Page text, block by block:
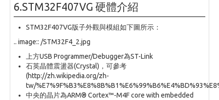
6.STM32F407VG 硬體介紹
STM32F407VG版子外觀與模組如下圖所示：
.. image:: /STM32F4_2.jpg
上方USB Programmer/Debugger為ST-Link
石英晶體震盪器(Crystal)，可參考
(http://zh.wikipedia.org/zh-
tw/
中央的晶片為ARM® Cortex™-M4F core with embedded